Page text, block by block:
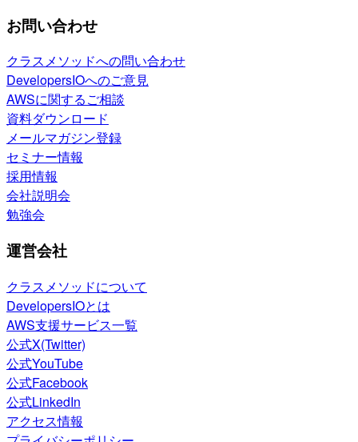
お問い合わせ
クラスメソッドへの問い合わせ
DevelopersIOへのご意見
AWSに関するご相談
資料ダウンロード
メールマガジン登録
セミナー情報
採用情報
会社説明会
勉強会
運営会社
クラスメソッドについて
DevelopersIOとは
AWS支援サービス一覧
公式X(Twitter)
公式YouTube
公式Facebook
公式LinkedIn
アクセス情報